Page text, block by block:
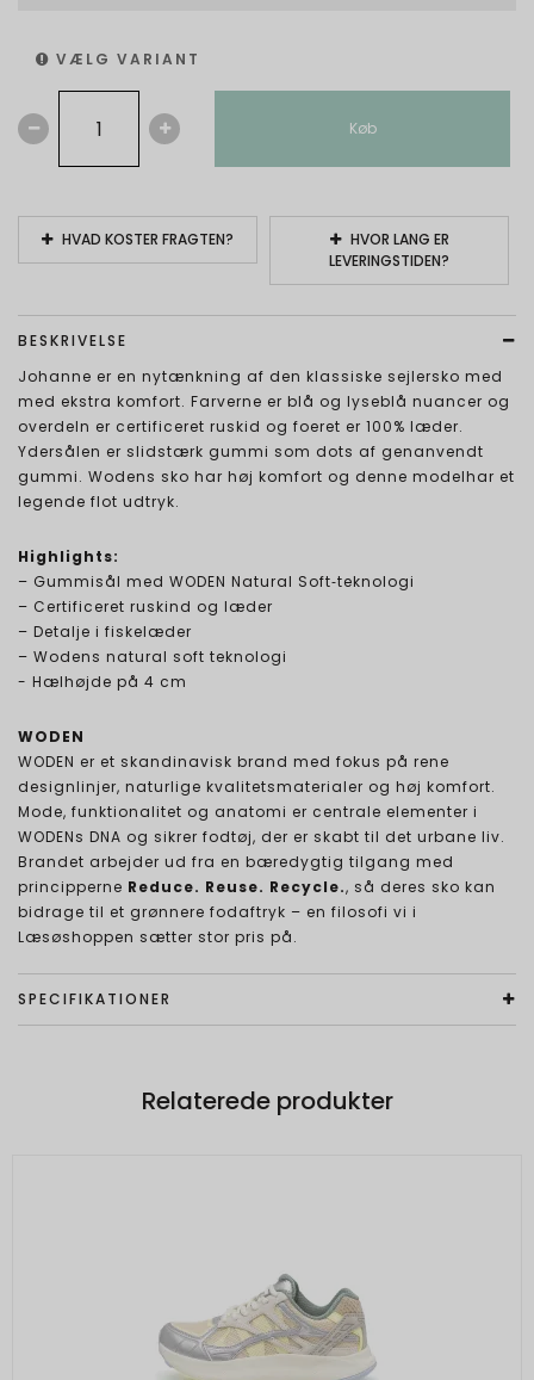
VÆLG VARIANT
Køb
HVAD KOSTER FRAGTEN?
HVOR LANG ER
LEVERINGSTIDEN?
BESKRIVELSE
Johanne er en nytænkning af den klassiske sejlersko med
med ekstra komfort. Farverne er blå og lyseblå nuancer og
overdeln er certificeret ruskid og foeret er 100% læder.
Ydersålen er slidstærk gummi som dots af genanvendt
gummi. Wodens sko har høj komfort og denne modelhar et
legende flot udtryk.
Highlights:
– Gummisål med WODEN Natural Soft‑teknologi
– Certificeret ruskind og læder
– Detalje i fiskelæder
– Wodens natural soft teknologi
- Hælhøjde på 4 cm
WODEN
WODEN er et skandinavisk brand med fokus på rene
designlinjer, naturlige kvalitetsmaterialer og høj komfort.
Mode, funktionalitet og anatomi er centrale elementer i
WODENs DNA og sikrer fodtøj, der er skabt til det urbane liv.
Brandet arbejder ud fra en bæredygtig tilgang med
principperne Reduce. Reuse. Recycle., så deres sko kan
bidrage til et grønnere fodaftryk – en filosofi vi i
Læsøshoppen sætter stor pris på.
SPECIFIKATIONER
Relaterede produkter